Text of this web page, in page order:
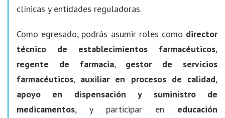
clínicas y entidades reguladoras.
Como egresado, podrás asumir roles como director
técnico de establecimientos farmacéuticos,
regente de farmacia, gestor de servicios
farmacéuticos, auxiliar en procesos de calidad,
apoyo en dispensación y suministro de
medicamentos, y participar en educación